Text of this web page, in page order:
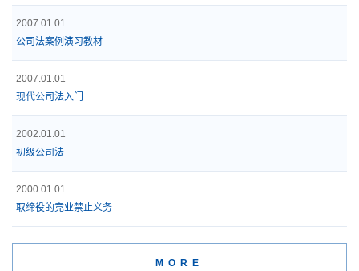
2007.01.01
公司法案例演习教材
2007.01.01
现代公司法入门
2002.01.01
初级公司法
2000.01.01
取缔役的竞业禁止义务
MORE